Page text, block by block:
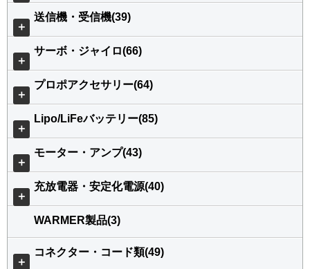
＋
送信機・受信機(39)
＋
サーボ・ジャイロ(66)
＋
プロポアクセサリー(64)
＋
Lipo/LiFeバッテリー(85)
＋
モーター・アンプ(43)
＋
充放電器・安定化電源(40)
WARMER製品(3)
＋
コネクター・コード類(49)